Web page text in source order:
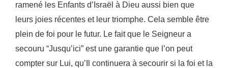
ramené les Enfants d’Israël à Dieu aussi bien que
leurs joies récentes et leur triomphe. Cela semble être
plein de foi pour le futur. Le fait que le Seigneur a
secouru “Jusqu’ici” est une garantie que l’on peut
compter sur Lui, qu’Il continuera à secourir si la foi et la